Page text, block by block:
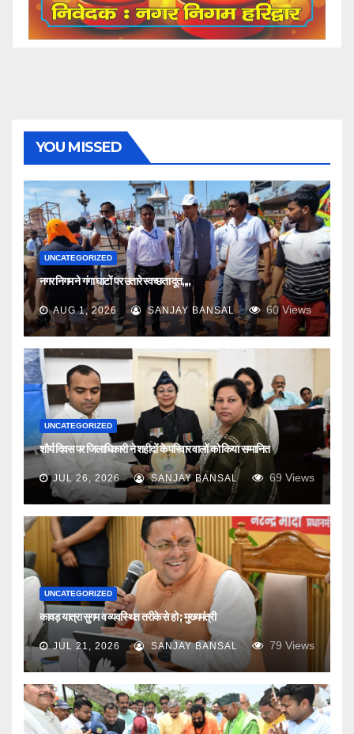
YOU MISSED
UNCATEGORIZED
नगर निगम ने गंगा घाटों पर उतारे स्वच्छता दूत,,,,
AUG 1, 2026 SANJAY BANSAL 60Views
UNCATEGORIZED
शौर्य दिवस पर जिलाधिकारी ने शहीदों के परिवार वालों को किया सम्मानित
JUL 26, 2026 SANJAY BANSAL 69 Views
UNCATEGORIZED
कावड़ यात्रा सुगम व व्यवस्थित तरीके से हो ; मुख्यमंत्री
JUL 21, 2026 SANJAY BANSAL 79 Views